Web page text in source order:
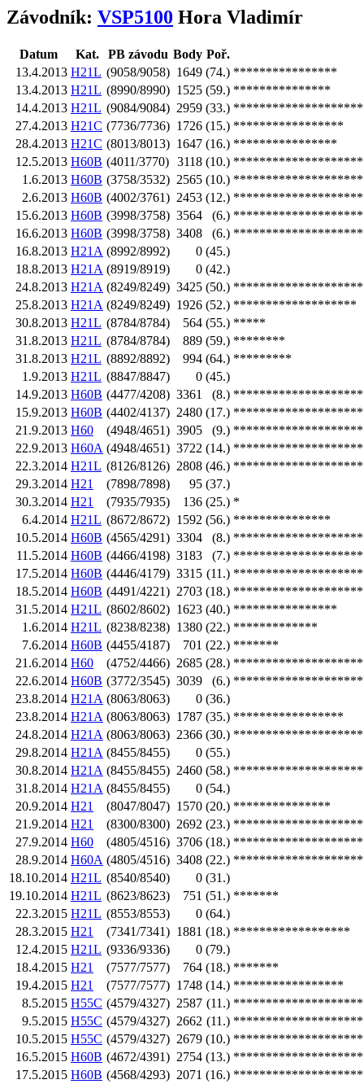
Závodník: VSP5100 Hora Vladimír
Datum Kat. PB závodu Body Poř.
13.4.2013 H21L (9058/9058) 1649 (74.) ****************
13.4.2013 H21L (8990/8990) 1525 (59.) ***************
14.4.2013 H21L (9084/9084) 2959 (33.)
27.4.2013 H21C (7736/7736) 1726 (15.) *****************
28.4.2013 H21C (8013/8013) 1647 (16.) ****************
12.5.2013 H60B (4011/3770) 3118 (10.)
1.6.2013 H60B (3758/3532) 2565 (10.)
2.6.2013 H60B (4002/3761) 2453 (12.)
15.6.2013 H60B (3998/3758) 3564 (6.)
16.6.2013 H60B (3998/3758) 3408 (6.)
16.8.2013 H21A (8992/8992) 0 (45.)
18.8.2013 H21A (8919/8919) 0 (42.)
24.8.2013 H21A (8249/8249) 3425 (50.)
25.8.2013 H21A (8249/8249) 1926 (52.) *******************
30.8.2013 H21L (8784/8784) 564 (55.) *****
31.8.2013 H21L (8784/8784) 889 (59.) ********
31.8.2013 H21L (8892/8892) 994 (64.) *********
1.9.2013 H21L (8847/8847) 0 (45.)
14.9.2013 H60B (4477/4208) 3361 (8.)
15.9.2013 H60B (4402/4137) 2480 (17.)
21.9.2013 H60 (4948/4651) 3905 (9.)
22.9.2013 H60A (4948/4651) 3722 (14.)
22.3.2014 H21L (8126/8126) 2808 (46.)
29.3.2014 H21 (7898/7898) 95 (37.)
30.3.2014 H21 (7935/7935) 136 (25.) *
6.4.2014 H21L (8672/8672) 1592 (56.) ***************
10.5.2014 H60B (4565/4291) 3304 (8.)
11.5.2014 H60B (4466/4198) 3183 (7.)
17.5.2014 H60B (4446/4179) 3315 (11.)
18.5.2014 H60B (4491/4221) 2703 (18.)
31.5.2014 H21L (8602/8602) 1623 (40.) ****************
1.6.2014 H21L (8238/8238) 1380 (22.) *************
7.6.2014 H60B (4455/4187) 701 (22.) *******
21.6.2014 H60 (4752/4466) 2685 (28.)
22.6.2014 H60B (3772/3545) 3039 (6.)
23.8.2014 H21A (8063/8063) 0 (36.)
23.8.2014 H21A (8063/8063) 1787 (35.) *****************
24.8.2014 H21A (8063/8063) 2366 (30.)
29.8.2014 H21A (8455/8455) 0 (55.)
30.8.2014 H21A (8455/8455) 2460 (58.)
31.8.2014 H21A (8455/8455) 0 (54.)
20.9.2014 H21 (8047/8047) 1570 (20.) ***************
21.9.2014 H21 (8300/8300) 2692 (23.)
27.9.2014 H60 (4805/4516) 3706 (18.)
28.9.2014 H60A (4805/4516) 3408 (22.)
18.10.2014 H21L (8540/8540) 0 (31.)
19.10.2014 H21L (8623/8623) 751 (51.) *******
22.3.2015 H21L (8553/8553) 0 (64.)
28.3.2015 H21 (7341/7341) 1881 (18.) ******************
12.4.2015 H21L (9336/9336) 0 (79.)
18.4.2015 H21 (7577/7577) 764 (18.) *******
19.4.2015 H21 (7577/7577) 1748 (14.) *****************
8.5.2015 H55C (4579/4327) 2587 (11.)
9.5.2015 H55C (4579/4327) 2662 (11.)
10.5.2015 H55C (4579/4327) 2679 (10.)
16.5.2015 H60B (4672/4391) 2754 (13.)
17.5.2015 H60B (4568/4293) 2071 (16.) ********************